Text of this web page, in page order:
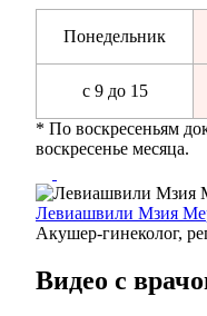
Понедельник
с 9 до 15
* По воскресеньям
воскресенье месяца.
Левиашвили Мзия
Акушер-гинеколог,
Видео с